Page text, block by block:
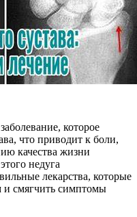
которое
что приводит к боли,
качества жизни
недуга
лекарства, которые
и смягчить симптомы